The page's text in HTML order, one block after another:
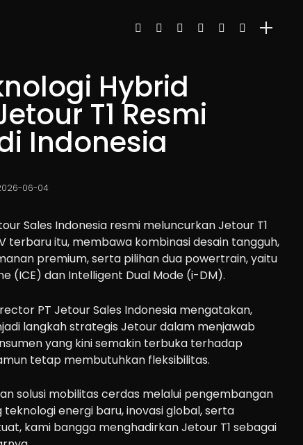
Hybrid
T1 Resmi
Indonesia
06-04
Sales Indonesia resmi meluncurkan Jetour T1
terbaru itu, membawa kombinasi desain tangguh,
premium, serta pilihan dua powertrain, yaitu
(ICE) dan Intelligent Dual Mode (i-DM).
PT Jetour Sales Indonesia mengatakan,
langkah strategis Jetour dalam menjawab
yang kini semakin terbuka terhadap
tetap membutuhkan fleksibilitas.
solusi mobilitas cerdas melalui pengembangan
energi baru, inovasi global, serta
kami bangga menghadirkan Jetour T1 sebagai